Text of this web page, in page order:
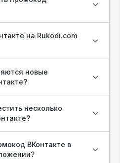
на Rukodi.com
новые
несколько
ВКонтакте в